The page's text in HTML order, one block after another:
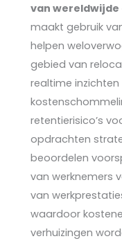
van
maakt gebruik
helpen
gebied van
realtime inzichten
retentierisico’s
opdrachten
beoordelen
van werknemers
van
waardoor
verhuizingen